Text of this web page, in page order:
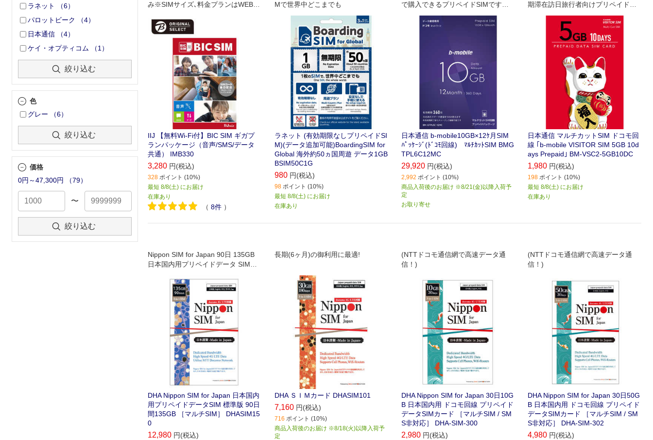
ラネット
（6）
パロットビーク
（4）
日本通信
（4）
ケイ・オプティコム
（1 ）
絞り込む
色
グレー
（6）
絞り込む
価格
0円～47,300円
（79）
〜
絞り込む
み※SIMサイズ､料金プランはWEB申
IIJ 【無料Wi-Fi付】BIC SIM ギガプ
ランパッケージ（音声/SMS/データ
共通） IMB330
3,280 円(税込)
328 ポイント (10%)
最短 8/8(土) にお届け
在庫あり
（ 8件 ）
Mで世界中どこまでも
ラネット (有効期限なしプリペイドSI
M)(データ追加可能)BoardingSIM for
Global 海外約50ヵ国周遊 データ1GB
BSIM50C1G
980 円(税込)
98 ポイント (10%)
最短 8/8(土) にお届け
在庫あり
で購入できるプリペイドSIMです。
（12ヶ月・360日版）
日本通信 b-mobile10GB×12ｹ月SIM
ﾊﾟｯｹｰｼﾞ(ﾄﾞｺﾓ回線) ﾏﾙﾁｶｯﾄSIM BMG
TPL6C12MC
29,920 円(税込)
2,992 ポイント (10%)
商品入荷後のお届け ※8/21(金)以降入荷予
定
お取り寄せ
期滞在訪日旅行者向けプリペイドデ
ータ通信専用SIMカード｡10日以内の
日本通信 マルチカットSIM ドコモ回
線 ｢b-mobile VISITOR SIM 5GB 10d
ays Prepaid｣ BM-VSC2-5GB10DC
1,980 円(税込)
198 ポイント (10%)
最短 8/8(土) にお届け
在庫あり
Nippon SIM for Japan 90日 135GB
日本国内用プリペイドデータ SIMカ
DHA Nippon SIM for Japan 日本国内
用プリペイドデータSIM 標準版 90日
間135GB ［マルチSIM］ DHASIM15
0
12,980 円(税込)
長期(6ヶ月)の御利用に最適!
DHA ＳＩＭカード DHASIM101
7,160 円(税込)
716 ポイント (10%)
商品入荷後のお届け ※8/18(火)以降入荷予
定
(NTTドコモ通信網で高速データ通
信！)
DHA Nippon SIM for Japan 30日10G
B 日本国内用 ドコモ回線 プリペイド
データSIMカード ［マルチSIM / SM
S非対応］ DHA-SIM-300
2,980 円(税込)
(NTTドコモ通信網で高速データ通
信！)
DHA Nippon SIM for Japan 30日50G
B 日本国内用 ドコモ回線 プリペイド
データSIMカード ［マルチSIM / SM
S非対応］ DHA-SIM-302
4,980 円(税込)